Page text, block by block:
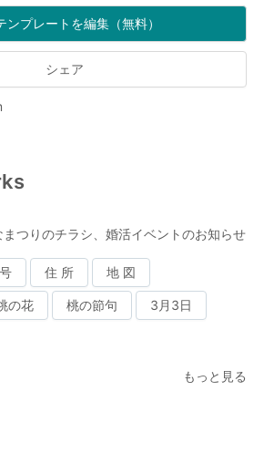
ンプレートを編集（無料）
シェア
まつりのチラシ、婚活イベントのお知らせ
住 所 地 図
の花 桃の節句 3月3日
もっと見る